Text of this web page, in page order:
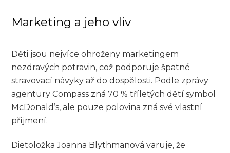
Marketing a jeho vliv
Děti jsou nejvíce ohroženy marketingem
nezdravých potravin, což podporuje špatné
stravovací návyky až do dospělosti. Podle zprávy
agentury Compass zná 70 % tříletých dětí symbol
McDonald’s, ale pouze polovina zná své vlastní
příjmení.
Dietoložka Joanna Blythmanová varuje, že